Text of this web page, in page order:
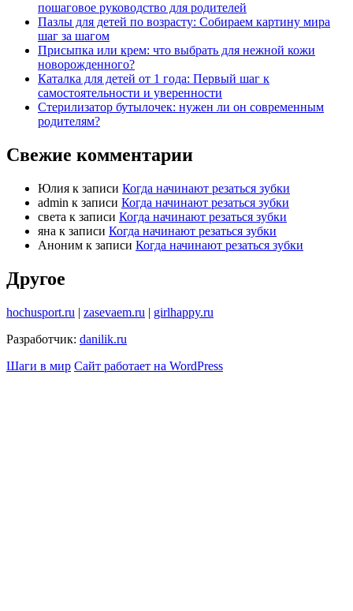
пошаговое руководство для родителей
Пазлы для детей по возрасту: Собираем картину мира
шаг за шагом
Присыпка или крем: что выбрать для нежной кожи
новорожденного?
Каталка для детей от 1 года: Первый шаг к
самостоятельности и уверенности
Стерилизатор бутылочек: нужен ли он современным
родителям?
Свежие комментарии
Юлия к записи Когда начинают резаться зубки
admin к записи Когда начинают резаться зубки
света к записи Когда начинают резаться зубки
яна к записи Когда начинают резаться зубки
Аноним к записи Когда начинают резаться зубки
Другое
hochusport.ru | zasevaem.ru | girlhappy.ru
Разработчик: danilik.ru
Шаги в мир Сайт работает на WordPress